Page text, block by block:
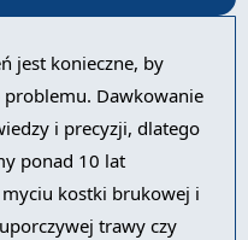
jest konieczne, by
Dawkowanie
i precyzji, dlatego
ponad 10 lat
kostki brukowej i
trawy czy